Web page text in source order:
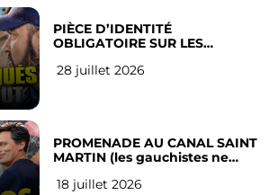
PIÈCE D’IDENTITÉ
OBLIGATOIRE SUR LES
Français
28 juillet 2026
PROMENADE AU CANAL SAINT
MARTIN (les gauchistes ne
18 juillet 2026